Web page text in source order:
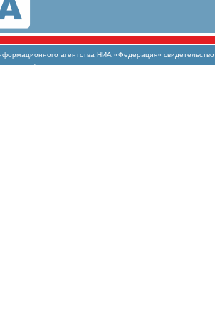
агентства НИА «Федерация»